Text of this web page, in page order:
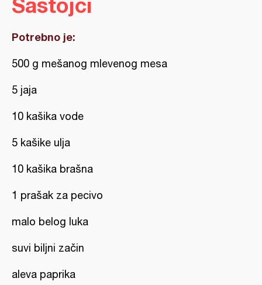
Potrebno je:
500 g mešanog mlevenog mesa
5 jaja
10 kašika vode
5 kašike ulja
10 kašika brašna
1 prašak za pecivo
malo belog luka
suvi biljni začin
aleva paprika